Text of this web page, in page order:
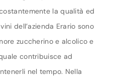
la qualità ed
dell’azienda Erario sono
zuccherino e alcolico e
contribuisce ad
nel tempo. Nella